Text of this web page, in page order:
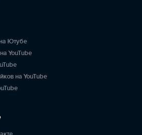
Ютубе
YouTube
на YouTube